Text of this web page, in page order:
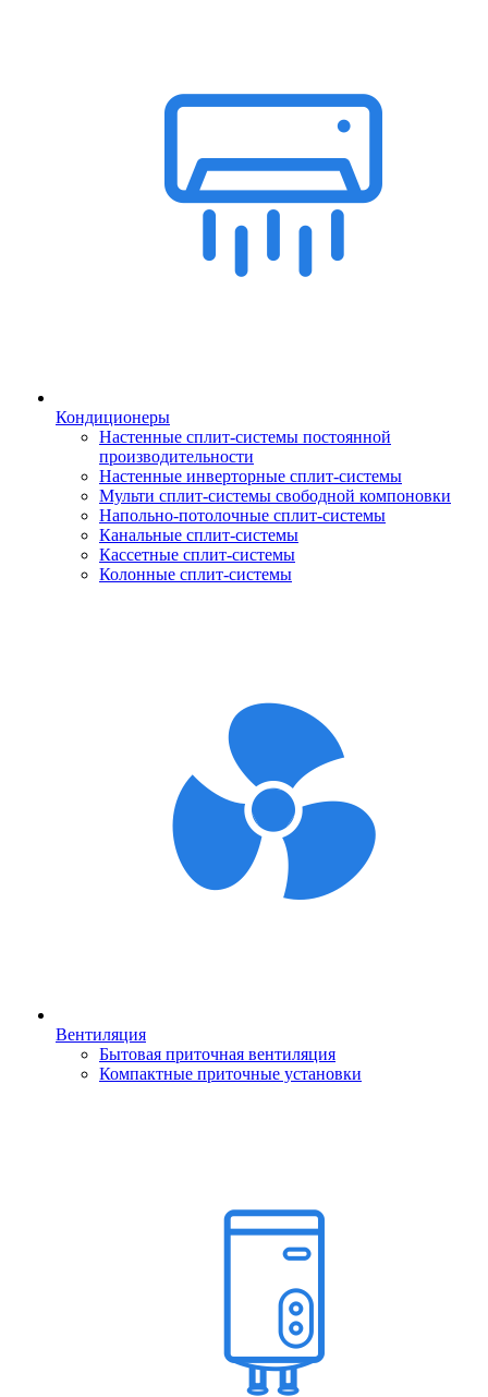
Кондиционеры
Настенные сплит-системы постоянной
производительности
Настенные инверторные сплит-системы
Мульти сплит-системы свободной компоновки
Напольно-потолочные сплит-системы
Канальные сплит-системы
Кассетные сплит-системы
Колонные сплит-системы
Вентиляция
Бытовая приточная вентиляция
Компактные приточные установки